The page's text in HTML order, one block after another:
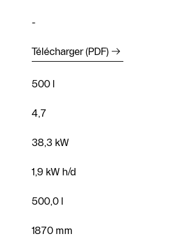
-
Télécharger (PDF)
500 l
4,7
38,3 kW
1,9 kW h/d
500,0 l
1870 mm